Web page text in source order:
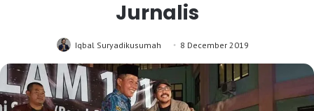
Jurnalis
Iqbal Suryadikusumah 8 December 2019